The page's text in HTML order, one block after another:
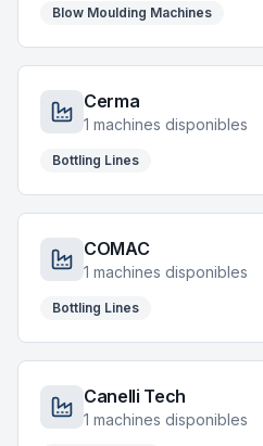
Blow Moulding Machines
Cerma
1 machines disponibles
Bottling Lines
COMAC
1 machines disponibles
Bottling Lines
Canelli Tech
1 machines disponibles